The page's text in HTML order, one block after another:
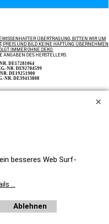
ÜBERTRAGUNG, BITTEN WIR UM
PREIS UND BILD KEINE HAFTUNG ÜBERNEHMEN
IMMER OHNE DEKO.
ANGABEN DES HERSTELLERS.
DE17281064
NR. DE92704599
DE19251900
NR. DE39413808
Zu unseren Kunden zählen wir Industrie,
in der selbständigen, beruflichen oder
mit
Shop
besseres Web Surf-
...
Ablehnen